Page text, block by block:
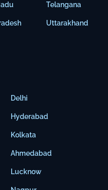
Telangana
Uttarakhand
Delhi
Hyderabad
Kolkata
Ahmedabad
Lucknow